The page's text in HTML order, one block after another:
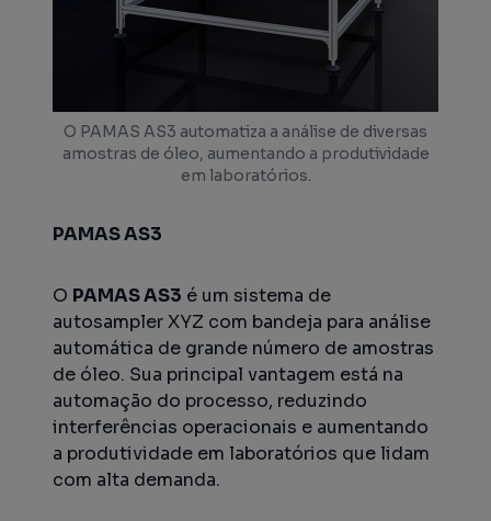
O PAMAS AS3 automatiza a análise de diversas
amostras de óleo, aumentando a produtividade
em laboratórios.
PAMAS AS3
O PAMAS AS3 é um sistema de
autosampler XYZ com bandeja para análise
automática de grande número de amostras
de óleo. Sua principal vantagem está na
automação do processo, reduzindo
interferências operacionais e aumentando
a produtividade em laboratórios que lidam
com alta demanda.